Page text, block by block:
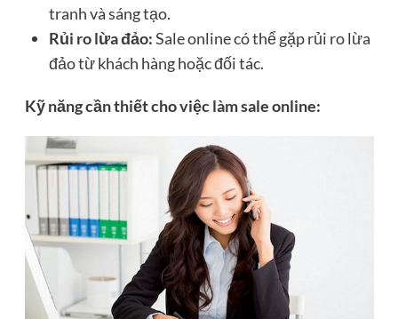
tranh và sáng tạo.
Rủi ro lừa đảo:Sale online có thể gặp rủi ro lừa
đảo từ khách hàng hoặc đối tác.
Kỹ năng cần thiết cho việc làm sale online: